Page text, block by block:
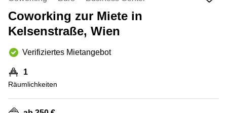
mieten
Salzburg
Business
Center
Salzburg
Salzburg
Salzburg
Wienerbergstraße
11/12A
Simmeringer
24
Am
Tabor
Donau-
Coworking zur Miete in
Kelsenstraße, Wien
Verifiziertes Mietangebot
1
Räumlichkeiten